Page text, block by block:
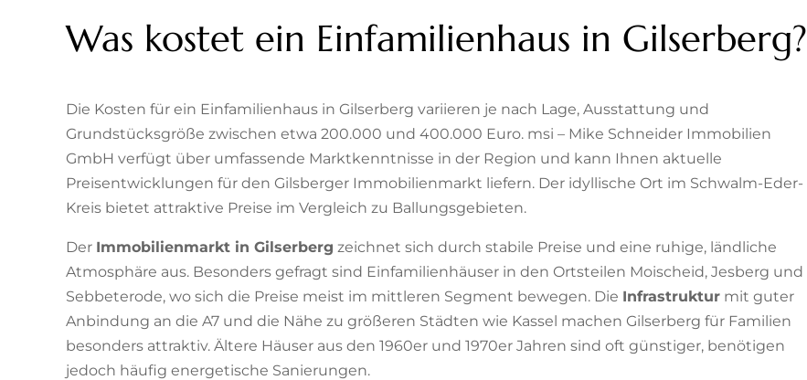
Was kostet ein Einfamilienhaus in Gilserberg?
Die Kosten für ein Einfamilienhaus in Gilserberg variieren je nach Lage, Ausstattung und
Grundstücksgröße zwischen etwa 200.000 und 400.000 Euro. msi – Mike Schneider Immobilien
GmbH verfügt über umfassende Marktkenntnisse in der Region und kann Ihnen aktuelle
Preisentwicklungen für den Gilsberger Immobilienmarkt liefern. Der idyllische Ort im Schwalm-Eder-
Kreis bietet attraktive Preise im Vergleich zu Ballungsgebieten.
Der Immobilienmarkt in Gilserberg zeichnet sich durch stabile Preise und eine ruhige, ländliche
Atmosphäre aus. Besonders gefragt sind Einfamilienhäuser in den Ortsteilen Moischeid, Jesberg und
Sebbeterode, wo sich die Preise meist im mittleren Segment bewegen. Die Infrastruktur mit guter
Anbindung an die A7 und die Nähe zu größeren Städten wie Kassel machen Gilserberg für Familien
besonders attraktiv. Ältere Häuser aus den 1960er und 1970er Jahren sind oft günstiger, benötigen
jedoch häufig energetische Sanierungen.